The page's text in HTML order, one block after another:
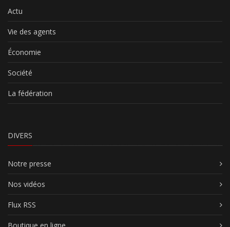
Actu
Vie des agents
Économie
Société
La fédération
DIVERS
Notre presse
Nos vidéos
Flux RSS